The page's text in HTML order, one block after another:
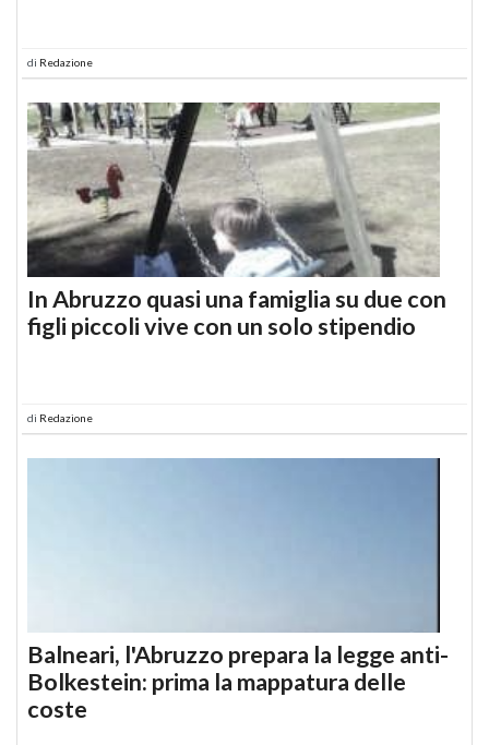
di Redazione
In Abruzzo quasi una famiglia su due con
figli piccoli vive con un solo stipendio
di Redazione
Balneari, l'Abruzzo prepara la legge anti-
Bolkestein: prima la mappatura delle
coste